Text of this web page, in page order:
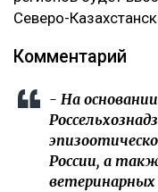
Северо-
Комментарий
- На
России, а